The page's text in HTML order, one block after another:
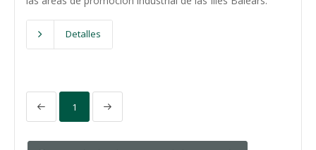
Detalles
1